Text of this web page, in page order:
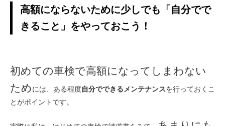
高額にならないために少しでも「自分でで
きること」をやっておこう！
初めての車検で高額になってしまわない
ためには、ある程度自分でできるメンテナンスを行っておくこ
とがポイントです。